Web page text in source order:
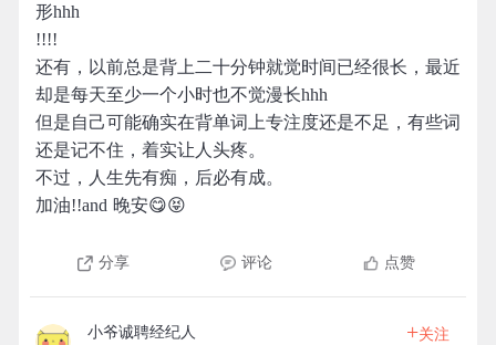
形hhh
!!!!
还有，以前总是背上二十分钟就觉时间已经很长，最近
却是每天至少一个小时也不觉漫长hhh
但是自己可能确实在背单词上专注度还是不足，有些词
还是记不住，着实让人头疼。
不过，人生先有痴，后必有成。
加油!!and 晚安😋😝
分享 评论 点赞
小爷诚聘经纪人 +关注